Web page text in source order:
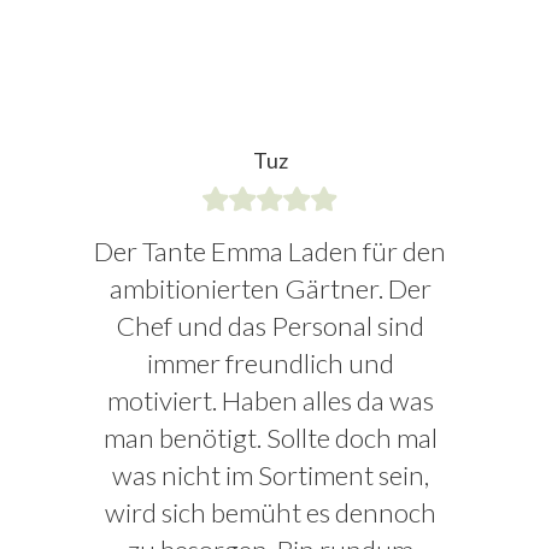
Tuz
Der Tante Emma Laden für den
ambitionierten Gärtner. Der
Chef und das Personal sind
immer freundlich und
motiviert. Haben alles da was
man benötigt. Sollte doch mal
was nicht im Sortiment sein,
wird sich bemüht es dennoch